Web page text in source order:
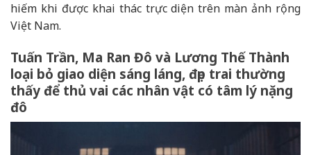
hiếm khi được khai thác trực diện trên màn ảnh rộng
Việt Nam.
Tuấn Trần, Ma Ran Đô và Lương Thế Thành
loại bỏ giao diện sáng láng, đẹp trai thường
thấy để thủ vai các nhân vật có tâm lý nặng
đô